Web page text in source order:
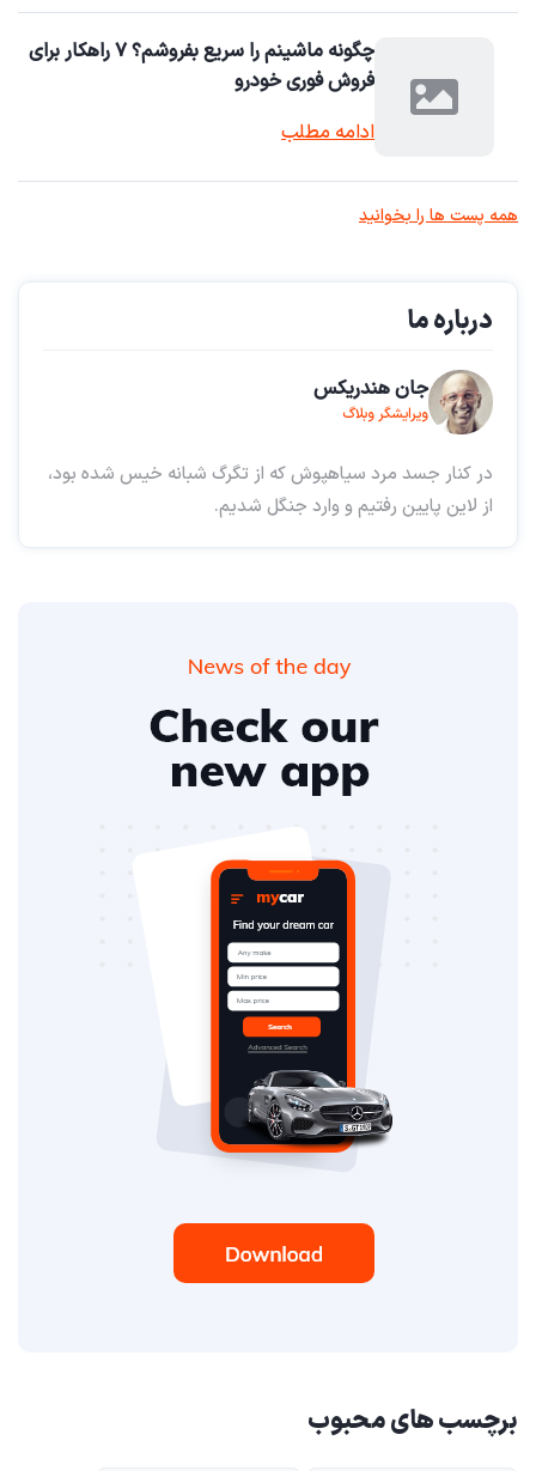
چگونه ماشینم را سریع بفروشم؟ ۷ راهکار برای
فروش فوری خودرو
ادامه مطلب
همه پست ها را بخوانید
درباره ما
جان هندریکس
ویرایشگر وبلاگ
در کنار جسد مرد سیاهپوش که از تگرگ شبانه خیس شده بود،
از لاین پایین رفتیم و وارد جنگل شدیم.
برچسب های محبوب